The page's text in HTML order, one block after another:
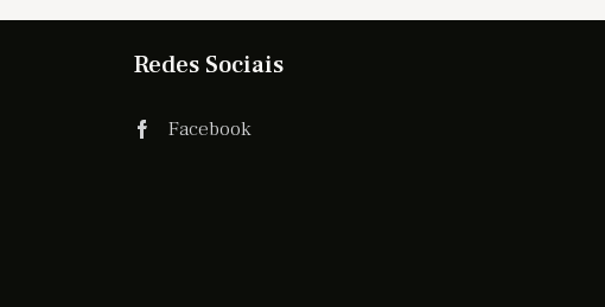
Redes Sociais
Facebook